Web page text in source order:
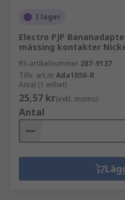
I lager
Electro PJP
mässing kontakter
RS-artikelnummer 287-9137
Tillv. art.nrAda1056-R
Antal (1 enhet)
25,57 kr(exkl. moms)
Antal